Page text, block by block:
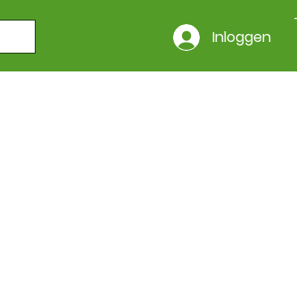
Inloggen